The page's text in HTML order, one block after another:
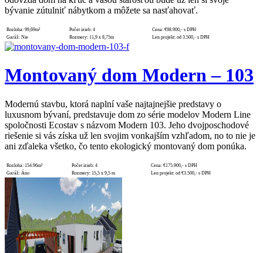
bývanie zútulniť nábytkom a môžete sa nasťahovať.
Rozloha: 99,69m² Počet izieb: 4 Cena: €98.900,- s DPH
Garáž: Nie Rozmery: 11,9 x 8,75m Len projekt: od 3.500,- s DPH
Montovaný dom Modern – 103
Modernú stavbu, ktorá naplní vaše najtajnejšie predstavy o
luxusnom bývaní, predstavuje dom zo série modelov Modern Line
spoločnosti Ecostav s názvom Modern 103. Jeho dvojposchodové
riešenie si vás získa už len svojim vonkajším vzhľadom, no to nie je
ani zďaleka všetko, čo tento ekologický montovaný dom ponúka.
Rozloha: 154.96m² Počet izieb: 4 Cena: €175.900,- s DPH
Garáž: Áno Rozmery: 15,5 x 9,5 m Len projekt: od €3.500,- s DPH